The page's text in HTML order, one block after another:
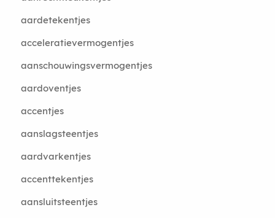
aardetekentjes
acceleratievermogentjes
aanschouwingsvermogentjes
aardoventjes
accentjes
aanslagsteentjes
aardvarkentjes
accenttekentjes
aansluitsteentjes